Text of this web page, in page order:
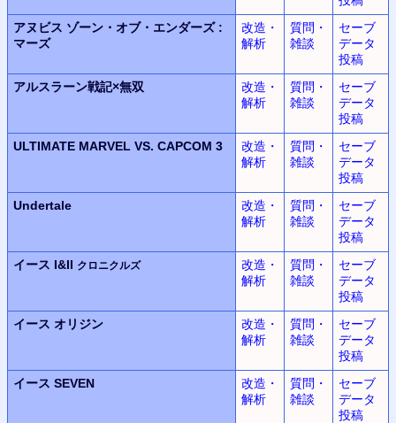
アヌビス ゾーン・オブ・エンダーズ:
マーズ
改造・
解析
質問・
雑談
セーブ
データ
投稿
アルスラーン戦記×無双
改造・
解析
質問・
雑談
セーブ
データ
投稿
ULTIMATE MARVEL VS. CAPCOM 3
改造・
解析
質問・
雑談
セーブ
データ
投稿
Undertale
改造・
解析
質問・
雑談
セーブ
データ
投稿
イース I&II クロニクルズ
改造・
解析
質問・
雑談
セーブ
データ
投稿
イース オリジン
改造・
解析
質問・
雑談
セーブ
データ
投稿
イース SEVEN
改造・
解析
質問・
雑談
セーブ
データ
投稿